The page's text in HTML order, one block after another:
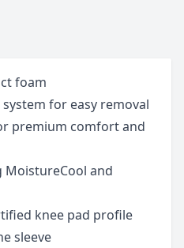
foam
system for easy removal
premium comfort and
MoistureCool and
knee pad profile
sleeve